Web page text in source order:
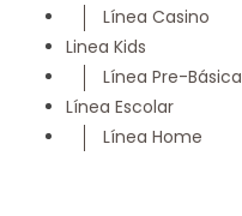
Línea Casino
Linea Kids
Línea Pre-Básica
Línea Escolar
Línea Home